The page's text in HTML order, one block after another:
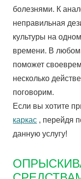
болезнями. К
неправильная
культуры на
времени. В любом
поможет
несколько
поговорим.
Если вы хотите
каркас , перейдя
данную услугу!